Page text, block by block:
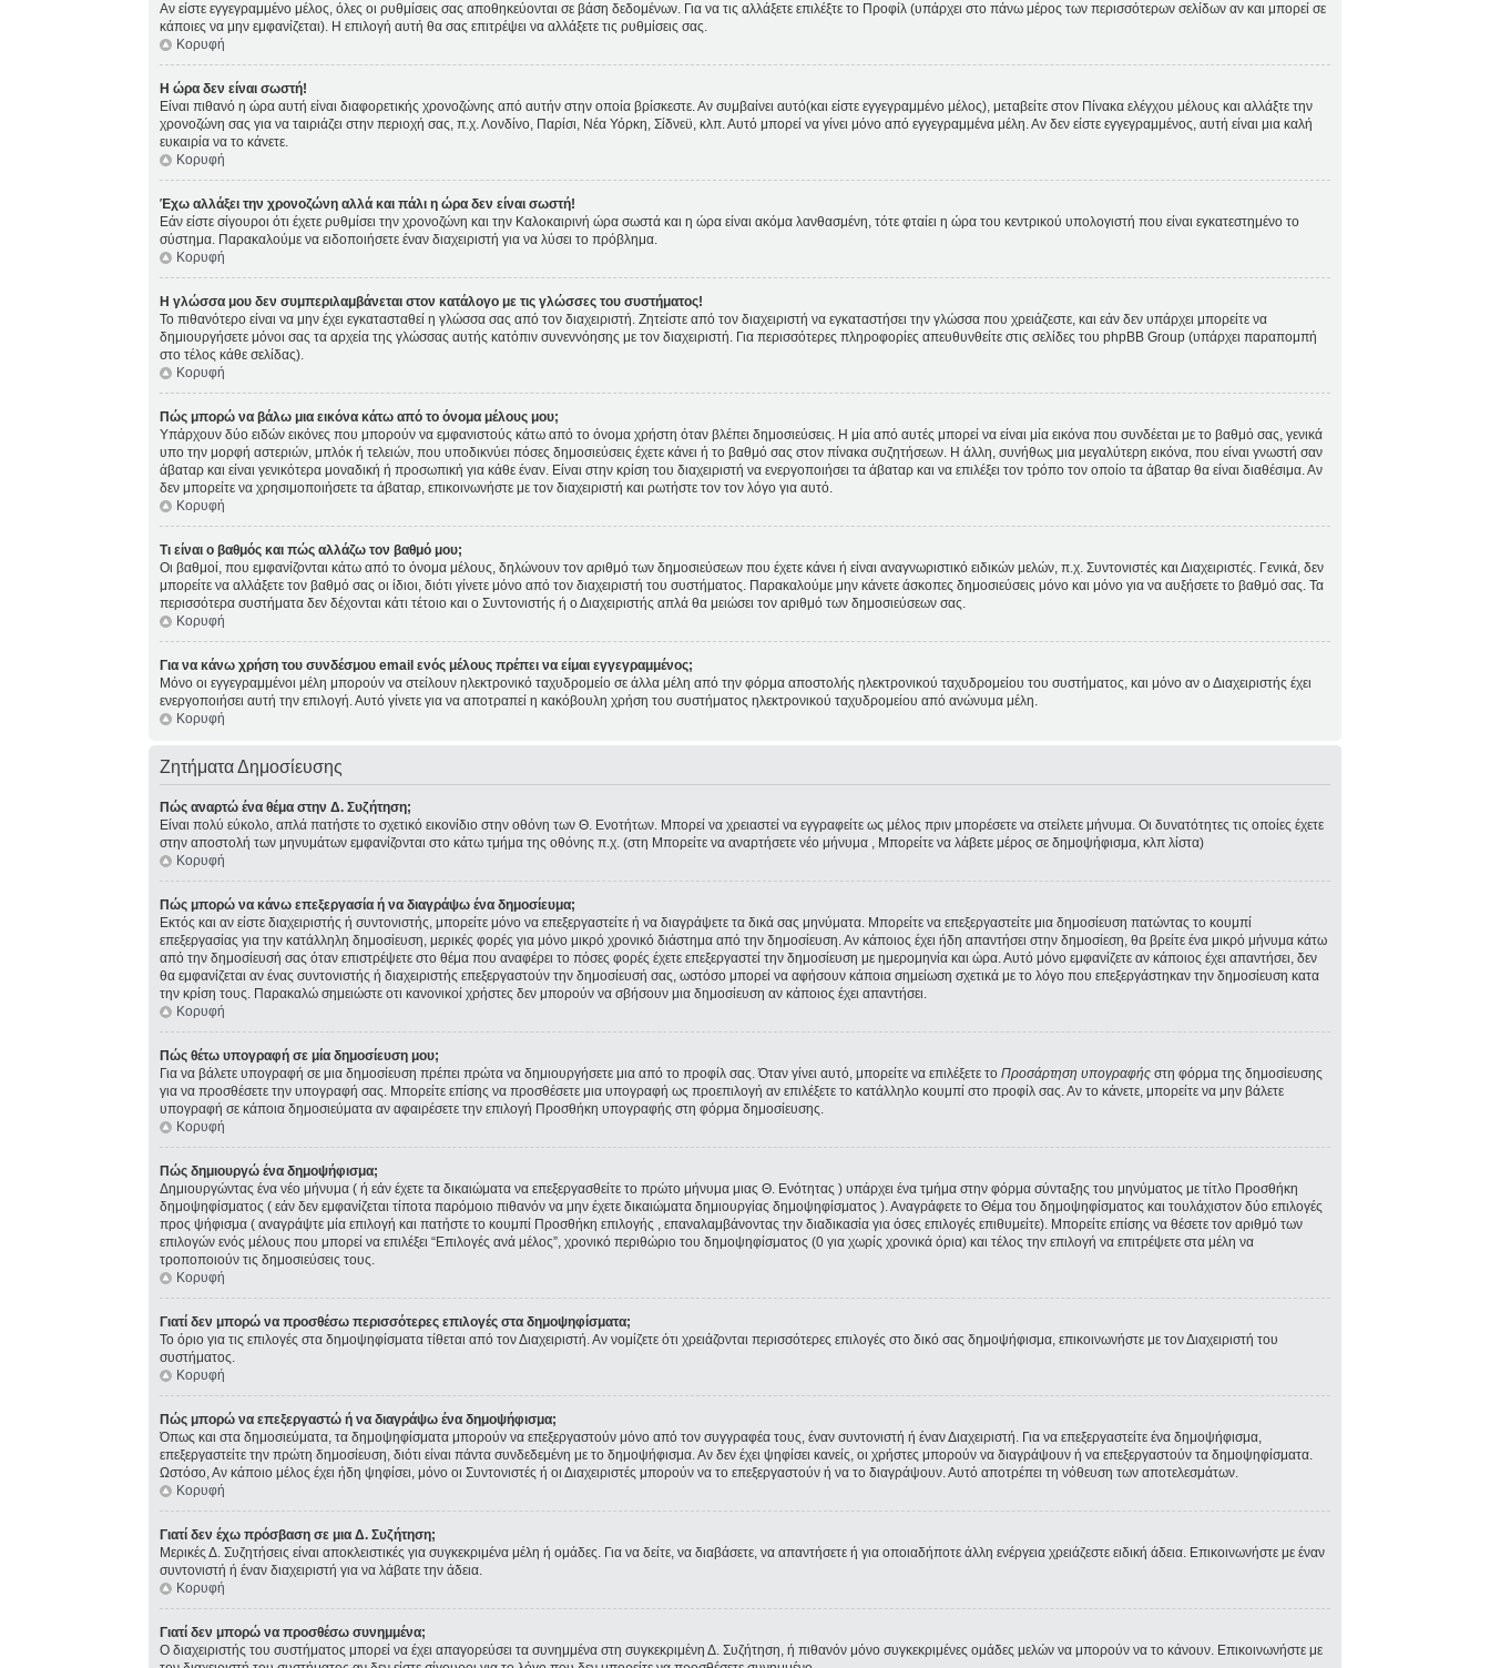
Αν είστε εγγεγραμμένο μέλος, όλες οι ρυθμίσεις σας αποθηκεύονται σε βάση δεδομένων. Για να τις αλλάξετε επιλέξτε το Προφίλ (υπάρχει στο πάνω μέρος των περισσότερων σελίδων αν και μπορεί σε
κάποιες να μην εμφανίζεται). Η επιλογή αυτή θα σας επιτρέψει να αλλάξετε τις ρυθμίσεις σας.
Κορυφή
Η ώρα δεν είναι σωστή!
Είναι πιθανό η ώρα αυτή είναι διαφορετικής χρονοζώνης από αυτήν στην οποία βρίσκεστε. Αν συμβαίνει αυτό(και είστε εγγεγραμμένο μέλος), μεταβείτε στον Πίνακα ελέγχου μέλους και αλλάξτε την
χρονοζώνη σας για να ταιριάζει στην περιοχή σας, π.χ. Λονδίνο, Παρίσι, Νέα Υόρκη, Σίδνεϋ, κλπ. Αυτό μπορεί να γίνει μόνο από εγγεγραμμένα μέλη. Αν δεν είστε εγγεγραμμένος, αυτή είναι μια καλή
ευκαιρία να το κάνετε.
Κορυφή
Έχω αλλάξει την χρονοζώνη αλλά και πάλι η ώρα δεν είναι σωστή!
Εάν είστε σίγουροι ότι έχετε ρυθμίσει την χρονοζώνη και την Καλοκαιρινή ώρα σωστά και η ώρα είναι ακόμα λανθασμένη, τότε φταίει η ώρα του κεντρικού υπολογιστή που είναι εγκατεστημένο το
σύστημα. Παρακαλούμε να ειδοποιήσετε έναν διαχειριστή για να λύσει το πρόβλημα.
Κορυφή
Η γλώσσα μου δεν συμπεριλαμβάνεται στον κατάλογο με τις γλώσσες του συστήματος!
Το πιθανότερο είναι να μην έχει εγκατασταθεί η γλώσσα σας από τον διαχειριστή. Ζητείστε από τον διαχειριστή να εγκαταστήσει την γλώσσα που χρειάζεστε, και εάν δεν υπάρχει μπορείτε να
δημιουργήσετε μόνοι σας τα αρχεία της γλώσσας αυτής κατόπιν συνεννόησης με τον διαχειριστή. Για περισσότερες πληροφορίες απευθυνθείτε στις σελίδες του phpBB Group (υπάρχει παραπομπή
στο τέλος κάθε σελίδας).
Κορυφή
Πώς μπορώ να βάλω μια εικόνα κάτω από το όνομα μέλους μου;
Υπάρχουν δύο ειδών εικόνες που μπορούν να εμφανιστούς κάτω από το όνομα χρήστη όταν βλέπει δημοσιεύσεις. Η μία από αυτές μπορεί να είναι μία εικόνα που συνδέεται με το βαθμό σας, γενικά
υπο την μορφή αστεριών, μπλόκ ή τελειών, που υποδικνύει πόσες δημοσιεύσεις έχετε κάνει ή το βαθμό σας στον πίνακα συζητήσεων. Η άλλη, συνήθως μια μεγαλύτερη εικόνα, που είναι γνωστή σαν
άβαταρ και είναι γενικότερα μοναδική ή προσωπική για κάθε έναν. Είναι στην κρίση του διαχειριστή να ενεργοποιήσει τα άβαταρ και να επιλέξει τον τρόπο τον οποίο τα άβαταρ θα είναι διαθέσιμα. Αν
δεν μπορείτε να χρησιμοποιήσετε τα άβαταρ, επικοινωνήστε με τον διαχειριστή και ρωτήστε τον τον λόγο για αυτό.
Κορυφή
Τι είναι ο βαθμός και πώς αλλάζω τον βαθμό μου;
Οι βαθμοί, που εμφανίζονται κάτω από το όνομα μέλους, δηλώνουν τον αριθμό των δημοσιεύσεων που έχετε κάνει ή είναι αναγνωριστικό ειδικών μελών, π.χ. Συντονιστές και Διαχειριστές. Γενικά, δεν
μπορείτε να αλλάξετε τον βαθμό σας οι ίδιοι, διότι γίνετε μόνο από τον διαχειριστή του συστήματος. Παρακαλούμε μην κάνετε άσκοπες δημοσιεύσεις μόνο και μόνο για να αυξήσετε το βαθμό σας. Τα
περισσότερα συστήματα δεν δέχονται κάτι τέτοιο και ο Συντονιστής ή ο Διαχειριστής απλά θα μειώσει τον αριθμό των δημοσιεύσεων σας.
Κορυφή
Για να κάνω χρήση του συνδέσμου email ενός μέλους πρέπει να είμαι εγγεγραμμένος;
Μόνο οι εγγεγραμμένοι μέλη μπορούν να στείλουν ηλεκτρονικό ταχυδρομείο σε άλλα μέλη από την φόρμα αποστολής ηλεκτρονικού ταχυδρομείου του συστήματος, και μόνο αν ο Διαχειριστής έχει
ενεργοποιήσει αυτή την επιλογή. Αυτό γίνετε για να αποτραπεί η κακόβουλη χρήση του συστήματος ηλεκτρονικού ταχυδρομείου από ανώνυμα μέλη.
Κορυφή
Ζητήματα Δημοσίευσης
Πώς αναρτώ ένα θέμα στην Δ. Συζήτηση;
Είναι πολύ εύκολο, απλά πατήστε το σχετικό εικονίδιο στην οθόνη των Θ. Ενοτήτων. Μπορεί να χρειαστεί να εγγραφείτε ως μέλος πριν μπορέσετε να στείλετε μήνυμα. Οι δυνατότητες τις οποίες έχετε
στην αποστολή των μηνυμάτων εμφανίζονται στο κάτω τμήμα της οθόνης π.χ. (στη Μπορείτε να αναρτήσετε νέο μήνυμα , Μπορείτε να λάβετε μέρος σε δημοψήφισμα, κλπ λίστα)
Κορυφή
Πώς μπορώ να κάνω επεξεργασία ή να διαγράψω ένα δημοσίευμα;
Εκτός και αν είστε διαχειριστής ή συντονιστής, μπορείτε μόνο να επεξεργαστείτε ή να διαγράψετε τα δικά σας μηνύματα. Μπορείτε να επεξεργαστείτε μια δημοσίευση πατώντας το κουμπί
επεξεργασίας για την κατάλληλη δημοσίευση, μερικές φορές για μόνο μικρό χρονικό διάστημα από την δημοσίευση. Αν κάποιος έχει ήδη απαντήσει στην δημοσίεση, θα βρείτε ένα μικρό μήνυμα κάτω
από την δημοσίευσή σας όταν επιστρέψετε στο θέμα που αναφέρει το πόσες φορές έχετε επεξεργαστεί την δημοσίευση με ημερομηνία και ώρα. Αυτό μόνο εμφανίζετε αν κάποιος έχει απαντήσει, δεν
θα εμφανίζεται αν ένας συντονιστής ή διαχειριστής επεξεργαστούν την δημοσίευσή σας, ωστόσο μπορεί να αφήσουν κάποια σημείωση σχετικά με το λόγο που επεξεργάστηκαν την δημοσίευση κατα
την κρίση τους. Παρακαλώ σημειώστε οτι κανονικοί χρήστες δεν μπορούν να σβήσουν μια δημοσίευση αν κάποιος έχει απαντήσει.
Κορυφή
Πώς θέτω υπογραφή σε μία δημοσίευση μου;
Για να βάλετε υπογραφή σε μια δημοσίευση πρέπει πρώτα να δημιουργήσετε μια από το προφίλ σας. Όταν γίνει αυτό, μπορείτε να επιλέξετε τοΠροσάρτηση υπογραφής στη φόρμα της δημοσίευσης
για να προσθέσετε την υπογραφή σας. Μπορείτε επίσης να προσθέσετε μια υπογραφή ως προεπιλογή αν επιλέξετε το κατάλληλο κουμπί στο προφίλ σας. Αν το κάνετε, μπορείτε να μην βάλετε
υπογραφή σε κάποια δημοσιεύματα αν αφαιρέσετε την επιλογή Προσθήκη υπογραφής στη φόρμα δημοσίευσης.
Κορυφή
Πώς δημιουργώ ένα δημοψήφισμα;
Δημιουργώντας ένα νέο μήνυμα ( ή εάν έχετε τα δικαιώματα να επεξεργασθείτε το πρώτο μήνυμα μιας Θ. Ενότητας ) υπάρχει ένα τμήμα στην φόρμα σύνταξης του μηνύματος με τίτλο Προσθήκη
δημοψηφίσματος ( εάν δεν εμφανίζεται τίποτα παρόμοιο πιθανόν να μην έχετε δικαιώματα δημιουργίας δημοψηφίσματος ). Αναγράφετε το Θέμα του δημοψηφίσματος και τουλάχιστον δύο επιλογές
προς ψήφισμα ( αναγράψτε μία επιλογή και πατήστε το κουμπί Προσθήκη επιλογής , επαναλαμβάνοντας την διαδικασία για όσες επιλογές επιθυμείτε). Μπορείτε επίσης να θέσετε τον αριθμό των
επιλογών ενός μέλους που μπορεί να επιλέξει “Επιλογές ανά μέλος”, χρονικό περιθώριο του δημοψηφίσματος (0 για χωρίς χρονικά όρια) και τέλος την επιλογή να επιτρέψετε στα μέλη να
τροποποιούν τις δημοσιεύσεις τους.
Κορυφή
Γιατί δεν μπορώ να προσθέσω περισσότερες επιλογές στα δημοψηφίσματα;
Το όριο για τις επιλογές στα δημοψηφίσματα τίθεται από τον Διαχειριστή. Αν νομίζετε ότι χρειάζονται περισσότερες επιλογές στο δικό σας δημοψήφισμα, επικοινωνήστε με τον Διαχειριστή του
συστήματος.
Κορυφή
Πώς μπορώ να επεξεργαστώ ή να διαγράψω ένα δημοψήφισμα;
Όπως και στα δημοσιεύματα, τα δημοψηφίσματα μπορούν να επεξεργαστούν μόνο από τον συγγραφέα τους, έναν συντονιστή ή έναν Διαχειριστή. Για να επεξεργαστείτε ένα δημοψήφισμα,
επεξεργαστείτε την πρώτη δημοσίευση, διότι είναι πάντα συνδεδεμένη με το δημοψήφισμα. Αν δεν έχει ψηφίσει κανείς, οι χρήστες μπορούν να διαγράψουν ή να επεξεργαστούν τα δημοψηφίσματα.
Ωστόσο, Αν κάποιο μέλος έχει ήδη ψηφίσει, μόνο οι Συντονιστές ή οι Διαχειριστές μπορούν να το επεξεργαστούν ή να το διαγράψουν. Αυτό αποτρέπει τη νόθευση των αποτελεσμάτων.
Κορυφή
Γιατί δεν έχω πρόσβαση σε μια Δ. Συζήτηση;
Μερικές Δ. Συζητήσεις είναι αποκλειστικές για συγκεκριμένα μέλη ή ομάδες. Για να δείτε, να διαβάσετε, να απαντήσετε ή για οποιαδήποτε άλλη ενέργεια χρειάζεστε ειδική άδεια. Επικοινωνήστε με έναν
συντονιστή ή έναν διαχειριστή για να λάβατε την άδεια.
Κορυφή
Γιατί δεν μπορώ να προσθέσω συνημμένα;
Ο διαχειριστής του συστήματος μπορεί να έχει απαγορεύσει τα συνημμένα στη συγκεκριμένη Δ. Συζήτηση, ή πιθανόν μόνο συγκεκριμένες ομάδες μελών να μπορούν να το κάνουν. Επικοινωνήστε με